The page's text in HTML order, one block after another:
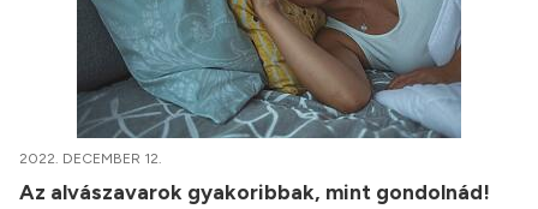
2022. DECEMBER 12.
Az alvászavarok gyakoribbak, mint gondolnád!